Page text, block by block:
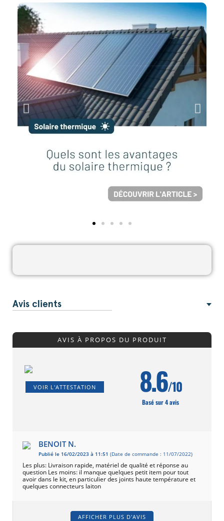
Avis clients
AVIS À PROPOS DU PRODUIT
VOIR L'ATTESTATION 8.6/10
Basé sur 4 avis
BENOIT N.
Publié le 16/02/2023 à 11:51 (Date de commande : 11/07/2022)
Les plus: Livraison rapide, matériel de qualité et réponse au
question Les moins: il manque quelques petit item pour tout
avoir dans le kit, en particulier des joints haute température et
quelques connecteurs laiton
AFFICHER PLUS D'AVIS